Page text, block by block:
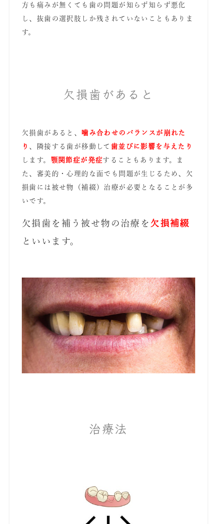
方も痛みが無くても歯の問題が知らず知らず悪化
し、抜歯の選択肢しか残されていないこともありま
す。
欠損歯があると
欠損歯があると、 噛み合わせのバランスが崩れた
り 、隣接する歯が移動して 歯並びに影響を与えたり
します。 顎関節症が発症することもあります。ま
た、審美的・心理的な面でも問題が生じるため、欠
損歯には被せ物（補綴）治療が必要となることが多
いです。
欠損歯を補う被せ物の治療を 欠損補綴
といいます。
治療法